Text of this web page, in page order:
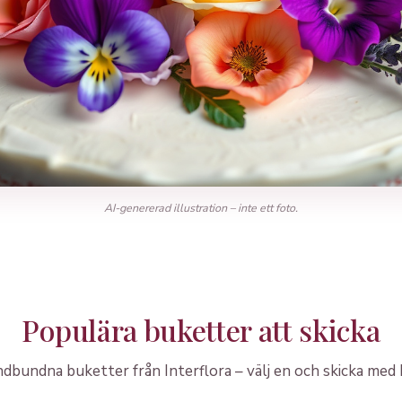
AI-genererad illustration – inte ett foto.
Populära buketter att skicka
buketter från Interflora – välj en och skicka med